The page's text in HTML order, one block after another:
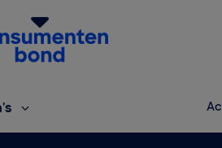
van de Consumentenbond